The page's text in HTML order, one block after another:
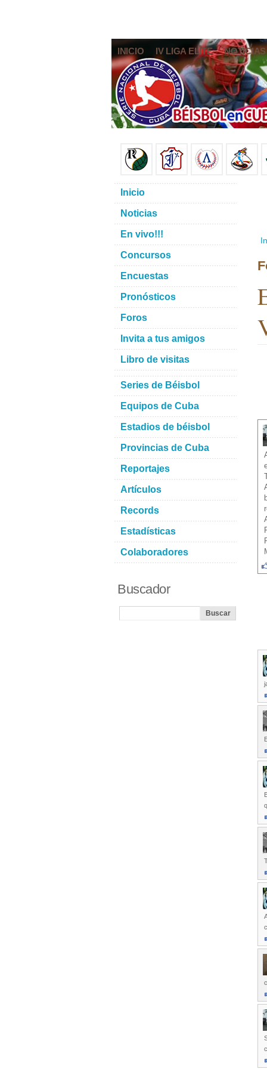
INICIO IV LIGA ELITE NOTICIAS
Inicio
Noticias
En vivo!!!
Concursos
Encuestas
Pronósticos
Foros
Invita a tus amigos
Libro de visitas
Series de Béisbol
Equipos de Cuba
Estadios de béisbol
Provincias de Cuba
Reportajes
Artículos
Records
Estadísticas
Colaboradores
Buscador